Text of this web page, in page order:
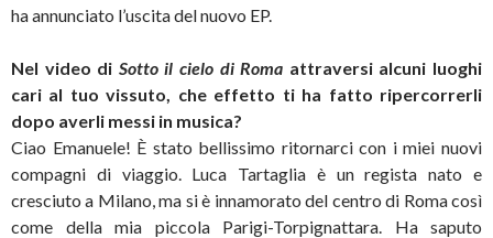
ha annunciato l’uscita del nuovo EP.
Nel video di Sotto il cielo di Roma attraversi alcuni luoghi
cari al tuo vissuto, che effetto ti ha fatto ripercorrerli
dopo averli messi in musica?
Ciao Emanuele! È stato bellissimo ritornarci con i miei nuovi
compagni di viaggio. Luca Tartaglia è un regista nato e
cresciuto a Milano, ma si è innamorato del centro di Roma così
come della mia piccola Parigi-Torpignattara. Ha saputo